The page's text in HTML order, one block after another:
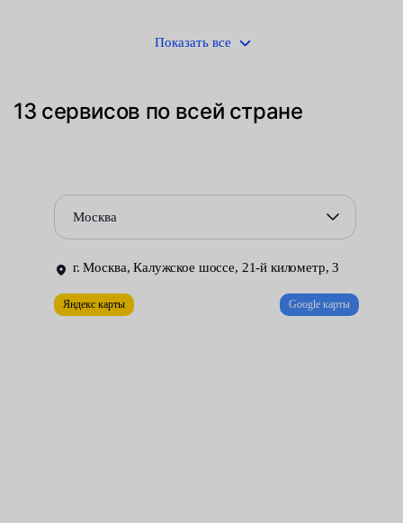
сложные поломки пневмосистемы и избежать лишних затрат
подушки — ключевые узлы устройства, на которых со
временем появляются трещины и другие дефекты;
возможности автоматически регулировать дорожный
просвет;
Показать все
13 сервисов по всей стране
Москва
г. Москва, Калужское шоссе, 21-й километр, 3
Яндекс карты Google карты